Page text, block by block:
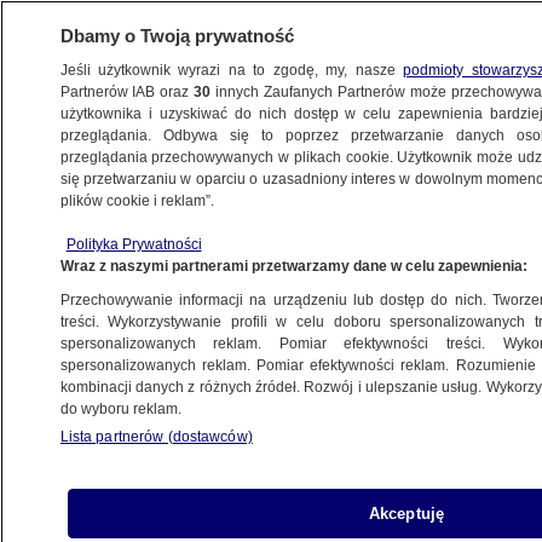
BIZNES
Z KRAJU
ropę z Wenezueli
22.11.2023, 21:47
Udostępnij
Dbamy o Twoją prywatność
Jeśli użytkownik wyrazi na to zgodę, my, naszepodmioty
Partnerów IAB oraz30 innych Zaufanych Partnerów może
użytkownika i uzyskiwać do nich dostęp w celu zapewnienia
przeglądania. Odbywa się to poprzez przetwarzanie danych
przeglądania przechowywanych w plikach cookie. Użytkownik może
się przetwarzaniu w oparciu o uzasadniony interes w dowolnym
plików cookie i reklam”.
Polityka Prywatności
Wraz z naszymi partnerami przetwarzamy dane w celu zapewnienia:
Przechowywanie informacji na urządzeniu lub dostęp do nich.
treści. Wykorzystywanie profili w celu doboru spersonalizowanych
spersonalizowanych reklam. Pomiar efektywności treści.
spersonalizowanych reklam. Pomiar efektywności reklam.
kombinacji danych z różnych źródeł. Rozwój i ulepszanie usług.
do wyboru reklam.
Lista partnerów (dostawców)
Akceptuję